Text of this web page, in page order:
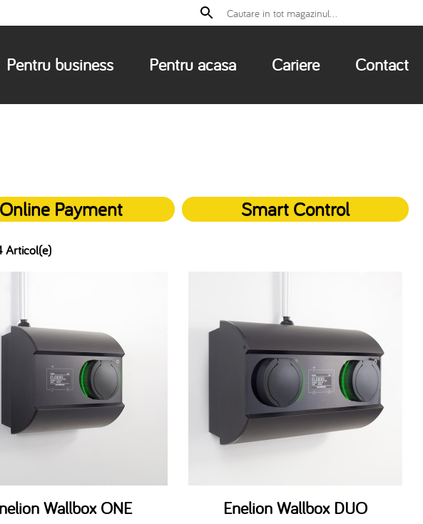
Pentru business Pentru acasa Cariere Contact
Online Payment Smart Control
Articol(e)
Wallbox ONE Enelion Wallbox DUO